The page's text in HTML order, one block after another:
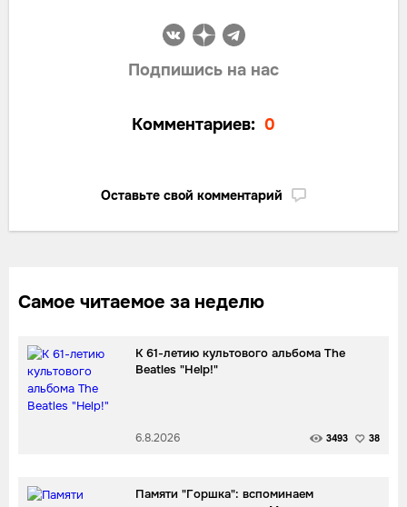
Подпишись на нас
Комментариев: 0
Оставьте свой комментарий
Самое читаемое за неделю
К 61-летию культового альбома The
Beatles "Help!"
6.8.2026 3493 38
Памяти "Горшка": вспоминаем